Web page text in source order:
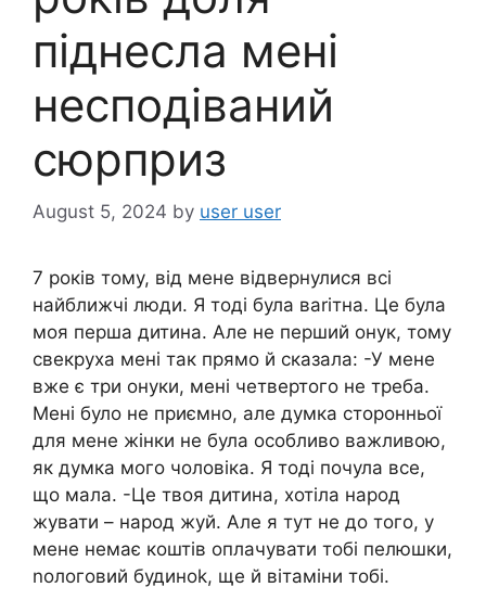
піднесла мені
несподіваний
сюрприз
August 5, 2024 by user user
7 років тому, від мене відвернулися всі
найближчі люди. Я тоді була ваrітна. Це була
моя перша дитина. Але не перший онук, тому
свекруха мені так прямо й сказала: -У мене
вже є три онуки, мені четвертого не треба.
Мені було не приємно, але думка сторонньої
для мене жінки не була особливо важливою,
як думка мого чоловіка. Я тоді почула все,
що мала. -Це твоя дитина, хотіла народ
жувати – народ жуй. Але я тут не до того, у
мене немає коштів оплачувати тобі пелюшки,
nологовий будиноk, ще й вітаміни тобі.